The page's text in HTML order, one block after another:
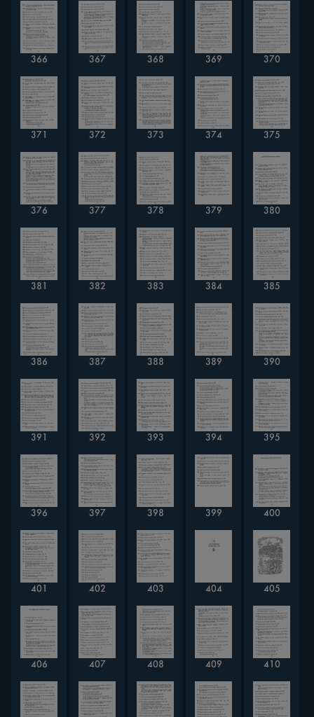
366 367 368 369 370
371 372 373 374 375
376 377 378 379 380
381 382 383 384 385
386 387 388 389 390
391 392 393 394 395
396 397 398 399 400
401 402 403 404 405
406 407 408 409 410